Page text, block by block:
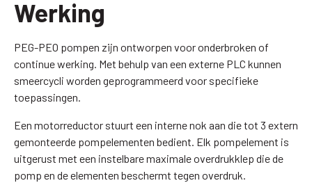
Werking
PEG-PEO pompen zijn ontworpen voor onderbroken of
continue werking. Met behulp van een externe PLC kunnen
smeercycli worden geprogrammeerd voor specifieke
toepassingen.
Een motorreductor stuurt een interne nok aan die tot 3 extern
gemonteerde pompelementen bedient. Elk pompelement is
uitgerust met een instelbare maximale overdrukklep die de
pomp en de elementen beschermt tegen overdruk.